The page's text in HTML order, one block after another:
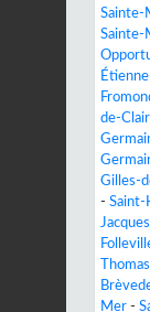
Sainte-
Sainte-
de-
Gilles-
- Saint-
Thomas
Mer -